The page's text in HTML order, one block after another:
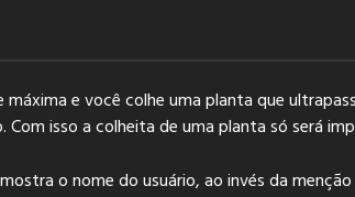
e você colhe uma planta que
isso a colheita de uma planta só será
o nome do usuário, ao invés da